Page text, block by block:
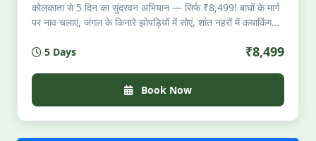
कोलकाता से 5 दिन का सुंदरवन अभियान — सिर्फ ₹8,499! बाघों के मार्ग
पर नाव चलाएं, जंगल के किनारे झोपड़ियों में सोएं, शांत नहरों में कयाकिंग
भोजन, ठहराव, गाइड — सब शामिल। सीमित सीटें। जो जंगल की पुकार
5 Days ₹8,499
Book Now